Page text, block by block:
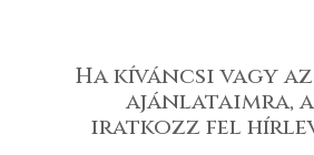
Ha kíváncsi vagy
ajánlataimra,
iratkozz fel